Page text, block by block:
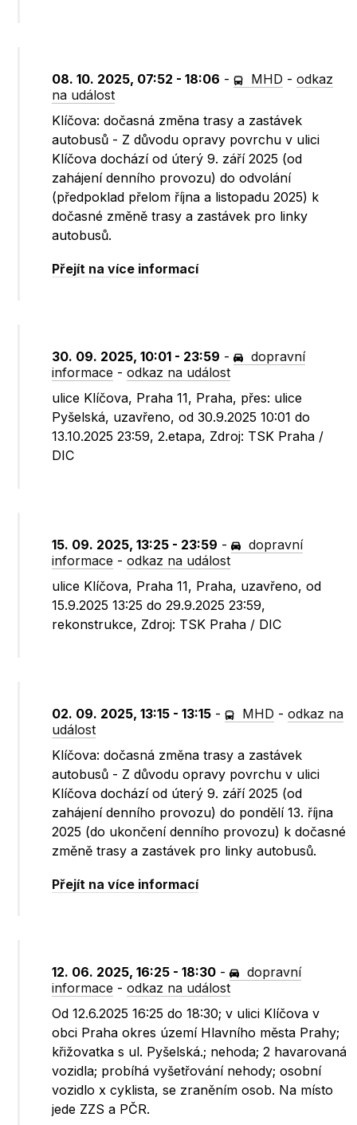
08. 10. 2025, 07:52 - 18:06 - MHD -odkaz
na událost
Klíčova: dočasná změna trasy a zastávek
autobusů - Z důvodu opravy povrchu v ulici
Klíčova dochází od úterý 9. září 2025 (od
zahájení denního provozu) do odvolání
(předpoklad přelom října a listopadu 2025) k
dočasné změně trasy a zastávek pro linky
autobusů.
Přejít na více informací
30. 09. 2025, 10:01 - 23:59 -
dopravní
informace -odkaz na událost
ulice Klíčova, Praha 11, Praha, přes: ulice
Pyšelská, uzavřeno, od 30.9.2025 10:01 do
13.10.2025 23:59, 2.etapa, Zdroj: TSK Praha /
DIC
15. 09. 2025, 13:25 - 23:59 -
dopravní
informace -odkaz na událost
ulice Klíčova, Praha 11, Praha, uzavřeno, od
15.9.2025 13:25 do 29.9.2025 23:59,
rekonstrukce, Zdroj: TSK Praha / DIC
02. 09. 2025, 13:15 - 13:15 - MHD -odkaz na
událost
Klíčova: dočasná změna trasy a zastávek
autobusů - Z důvodu opravy povrchu v ulici
Klíčova dochází od úterý 9. září 2025 (od
zahájení denního provozu) do pondělí 13. října
2025 (do ukončení denního provozu) k dočasné
změně trasy a zastávek pro linky autobusů.
Přejít na více informací
12. 06. 2025, 16:25 - 18:30 -
dopravní
informace -odkaz na událost
Od 12.6.2025 16:25 do 18:30; v ulici Klíčova v
obci Praha okres území Hlavního města Prahy;
křižovatka s ul. Pyšelská.; nehoda; 2 havarovaná
vozidla; probíhá vyšetřování nehody; osobní
vozidlo x cyklista, se zraněním osob. Na místo
jede ZZS a PČR.